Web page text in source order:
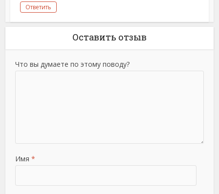
Ответить
Оставить отзыв
Что вы думаете по этому поводу?
Имя *